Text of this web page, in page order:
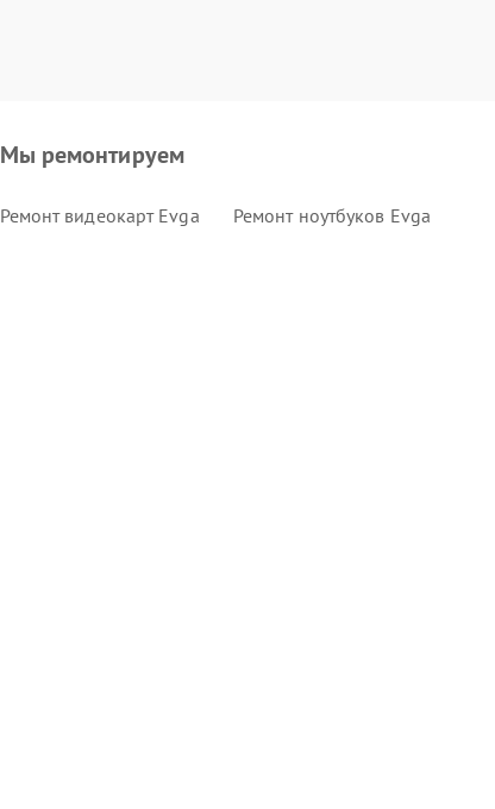
Мы ремонтируем
Ремонт видеокарт Evga Ремонт ноутбуков Evga